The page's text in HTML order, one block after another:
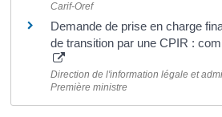
Carif-Oref
Demande de prise en charge
de transition par une CPIR :
Direction de l'information légale et
Première ministre